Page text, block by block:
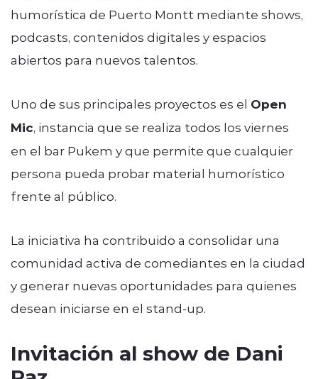
humorística de Puerto Montt mediante shows,
podcasts, contenidos digitales y espacios
abiertos para nuevos talentos.
Uno de sus principales proyectos es el Open
Mic, instancia que se realiza todos los viernes
en el bar Pukem y que permite que cualquier
persona pueda probar material humorístico
frente al público.
La iniciativa ha contribuido a consolidar una
comunidad activa de comediantes en la ciudad
y generar nuevas oportunidades para quienes
desean iniciarse en el stand-up.
Invitación al show de Dani